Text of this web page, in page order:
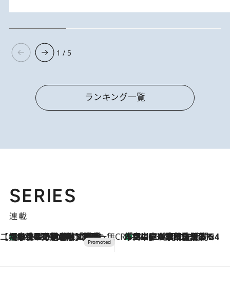
1 / 5
ランキング一覧
SERIES
連載
【CREA×星野リゾート】唯一無二。癒しと発見が待つ場所へ
2026.8.7
【トンボの足水浴】ヒノキの香りに包まれて涼感マックス！約13℃の湧水かけ流しを避暑地「星野温泉 トンボの湯」で体験 CREA'S CHOICE
2026.8.7
「立川にも歌舞伎があるんだよ」 片岡仁左衛門・市川中車ら豪華座組みで4年目の立川立飛歌舞伎へ